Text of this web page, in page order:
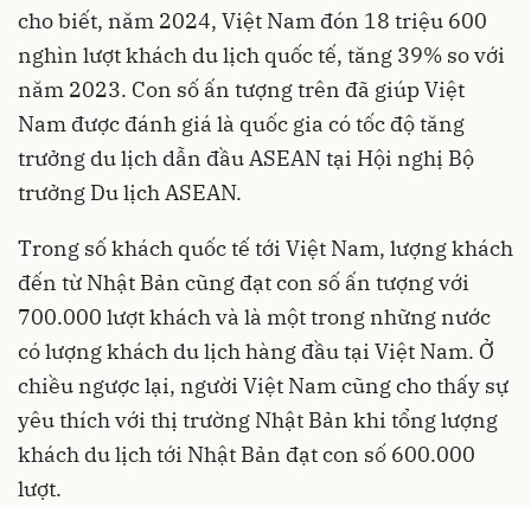
cho biết, năm 2024, Việt Nam đón 18 triệu 600
nghìn lượt khách du lịch quốc tế, tăng 39% so với
năm 2023. Con số ấn tượng trên đã giúp Việt
Nam được đánh giá là quốc gia có tốc độ tăng
trưởng du lịch dẫn đầu ASEAN tại Hội nghị Bộ
trưởng Du lịch ASEAN.
Trong số khách quốc tế tới Việt Nam, lượng khách
đến từ Nhật Bản cũng đạt con số ấn tượng với
700.000 lượt khách và là một trong những nước
có lượng khách du lịch hàng đầu tại Việt Nam. Ở
chiều ngược lại, người Việt Nam cũng cho thấy sự
yêu thích với thị trường Nhật Bản khi tổng lượng
khách du lịch tới Nhật Bản đạt con số 600.000
lượt.